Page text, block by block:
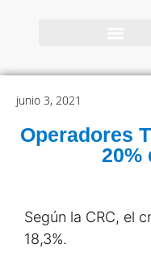
junio 3, 2021
Operadores
20%
Según la CRC, el
18,3%.